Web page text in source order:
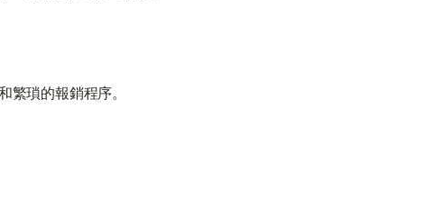
瑣的報銷程序。